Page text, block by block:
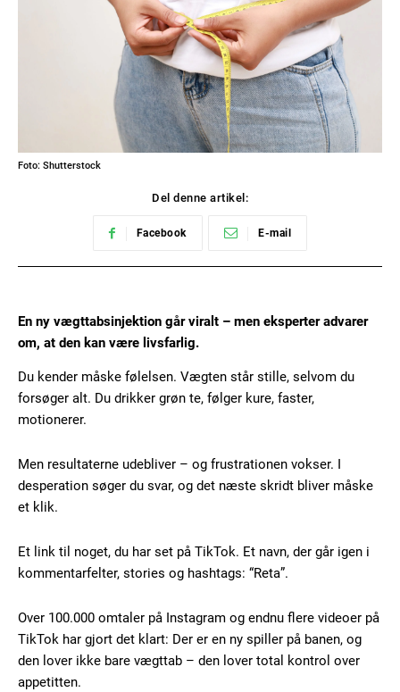
Foto: Shutterstock
Del denne artikel:
Facebook E-mail
En ny vægttabsinjektion går viralt – men eksperter advarer
om, at den kan være livsfarlig.
Du kender måske følelsen. Vægten står stille, selvom du
forsøger alt. Du drikker grøn te, følger kure, faster,
motionerer.
Men resultaterne udebliver – og frustrationen vokser. I
desperation søger du svar, og det næste skridt bliver måske
et klik.
Et link til noget, du har set på TikTok. Et navn, der går igen i
kommentarfelter, stories og hashtags: “Reta”.
Over 100.000 omtaler på Instagram og endnu flere videoer på
TikTok har gjort det klart: Der er en ny spiller på banen, og
den lover ikke bare vægttab – den lover total kontrol over
appetitten.